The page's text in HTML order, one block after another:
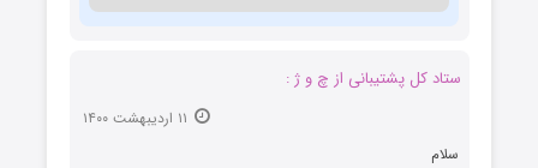
ستاد کل پشتیبانی از چ و ژ :
سلام